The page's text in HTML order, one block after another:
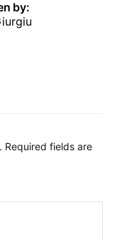
by:
Required fields are